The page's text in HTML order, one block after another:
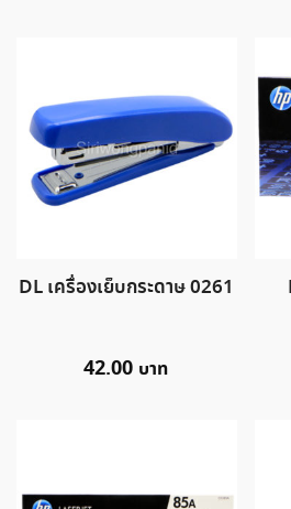
DL เครื่องเย็บกระดาษ 0261
42.00